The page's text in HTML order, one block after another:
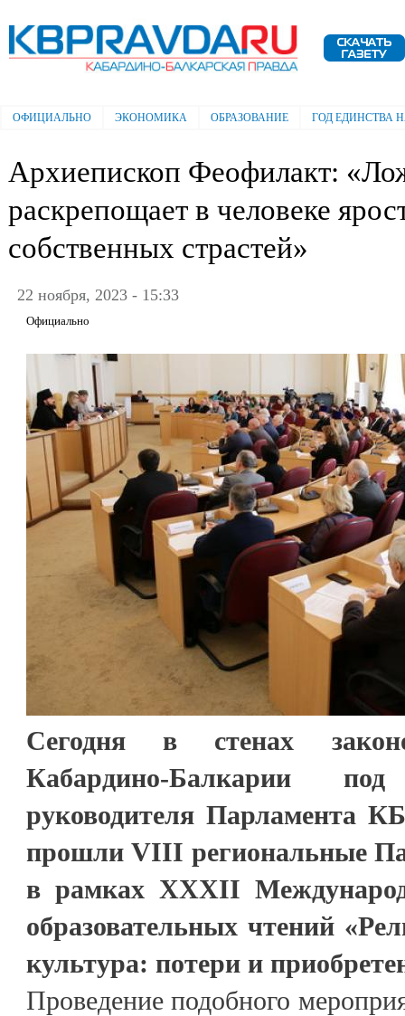
Электронная газета "Кабардино-
Балкарская правда"
Главное меню
ОФИЦИАЛЬНО ЭКОНОМИКА ОБРАЗОВАНИЕ ГОД ЕДИНСТВА
Архиепископ Феофилакт:
раскрепощает в человеке
собственных страстей»
22 ноября, 2023 - 15:33
Официально
Сегодня в стенах
Кабардино-Балкарии под
руководителя Парламента
прошли VIII региональные
в рамках XXХII
образовательных чтений
культура: потери и
Проведение подобного